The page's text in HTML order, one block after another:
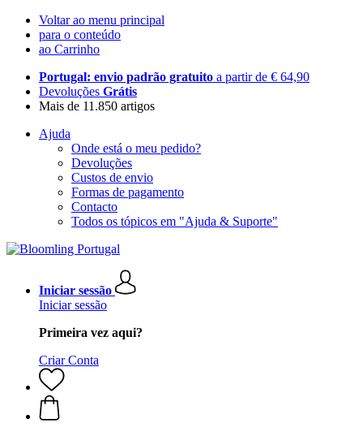
Voltar ao menu principal
para o conteúdo
ao Carrinho
Portugal: envio padrão gratuito a partir de € 64,90
Devoluções Grátis
Mais de 11.850 artigos
Ajuda
Onde está o meu pedido?
Devoluções
Custos de envio
Formas de pagamento
Contacto
Todos os tópicos em "Ajuda & Suporte"
Iniciar sessão
Iniciar sessão
Primeira vez aqui?
Criar Conta